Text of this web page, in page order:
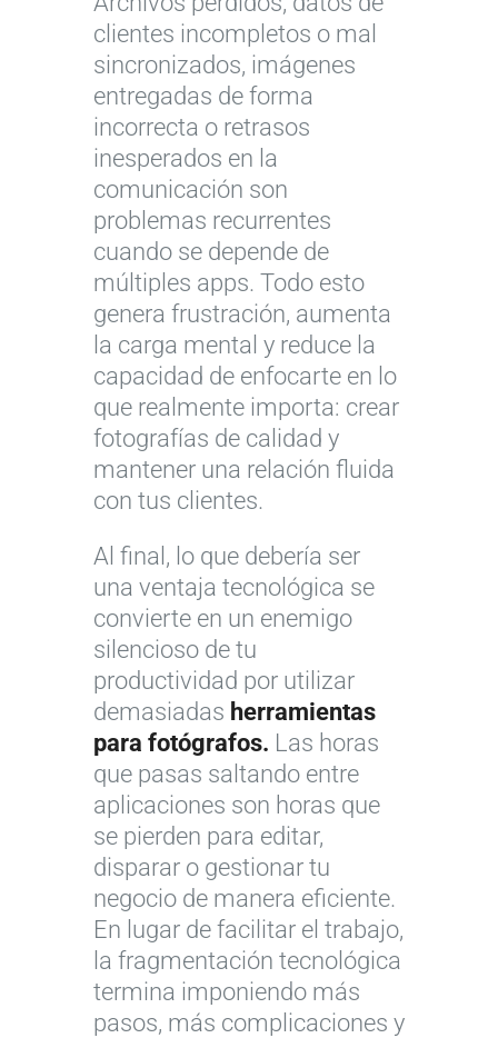
clientes incompletos o mal
sincronizados, imágenes
entregadas de forma
incorrecta o retrasos
inesperados en la
comunicación son
problemas recurrentes
cuando se depende de
múltiples apps. Todo esto
genera frustración, aumenta
la carga mental y reduce la
capacidad de enfocarte en lo
que realmente importa: crear
fotografías de calidad y
mantener una relación fluida
con tus clientes.
Al final, lo que debería ser
una ventaja tecnológica se
convierte en un enemigo
silencioso de tu
productividad por utilizar
demasiadas herramientas
para fotógrafos. Las horas
que pasas saltando entre
aplicaciones son horas que
se pierden para editar,
disparar o gestionar tu
negocio de manera eficiente.
En lugar de facilitar el trabajo,
la fragmentación tecnológica
termina imponiendo más
pasos, más complicaciones y